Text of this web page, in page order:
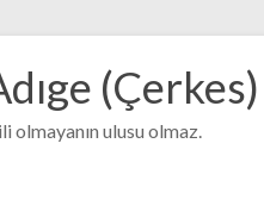
olmayanın ulusu olmaz.